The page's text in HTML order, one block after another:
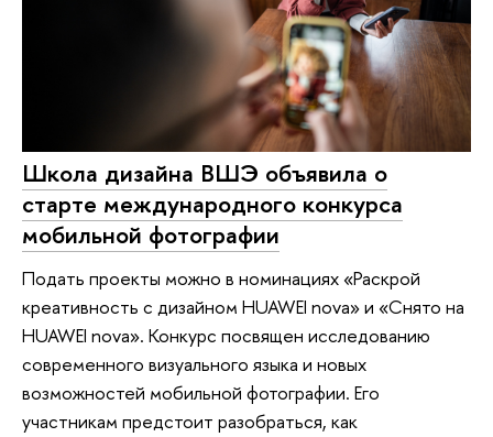
Школа дизайна ВШЭ объявила о
старте международного конкурса
мобильной фотографии
Подать проекты можно в номинациях «Раскрой
креативность с дизайном HUAWEI nova» и «Снято на
HUAWEI nova». Конкурс посвящен исследованию
современного визуального языка и новых
возможностей мобильной фотографии. Его
участникам предстоит разобраться, как